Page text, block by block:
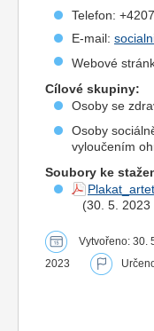
Telefon:
E-mail:
Webové
Cílové skupiny:
Osoby se
Osoby
vyloučením
Soubory ke
(30. 5. 2023
Vytvořeno: 30.
2023